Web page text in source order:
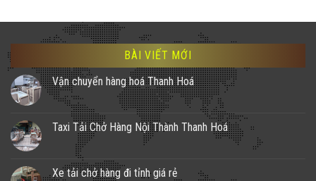
BÀI VIẾT MỚI
Vận chuyển hàng hoá Thanh Hoá
Taxi Tải Chở Hàng Nội Thành Thanh Hoá
Xe tải chở hàng đi tỉnh giá rẻ